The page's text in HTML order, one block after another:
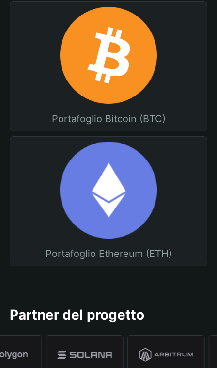
Portafoglio Bitcoin (BTC)
Portafoglio Ethereum (ETH)
Partner del progetto